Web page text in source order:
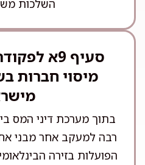
השלכות
סעיף 9א
מיסוי חברות
בתוך מערכת דיני המס
רבה למעקב אחר מבני
הפועלות בזירה